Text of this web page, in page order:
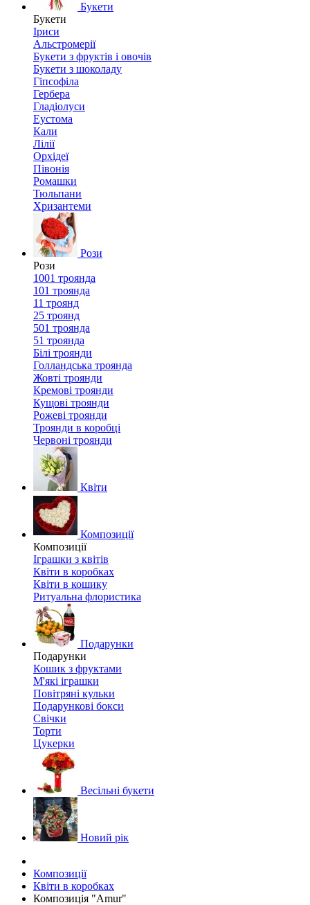
Букети
Букети
Іриси
Альстромерії
Букети з фруктів і овочів
Букети з шоколаду
Гіпсофіла
Гербера
Гладіолуси
Еустома
Кали
Лілії
Орхідеї
Півонія
Ромашки
Тюльпани
Хризантеми
Рози
Рози
1001 троянда
101 троянда
11 троянд
25 троянд
501 троянда
51 троянда
Білі троянди
Голландська троянда
Жовті троянди
Кремові троянди
Кущові троянди
Рожеві троянди
Троянди в коробці
Червоні троянди
Квіти
Композиції
Композиції
Іграшки з квітів
Квіти в коробках
Квіти в кошику
Ритуальна флористика
Подарунки
Подарунки
Кошик з фруктами
М'які іграшки
Повітряні кульки
Подарункові бокси
Свічки
Торти
Цукерки
Весільні букети
Новий рік
Композиції
Квіти в коробках
Композиція "Amur"